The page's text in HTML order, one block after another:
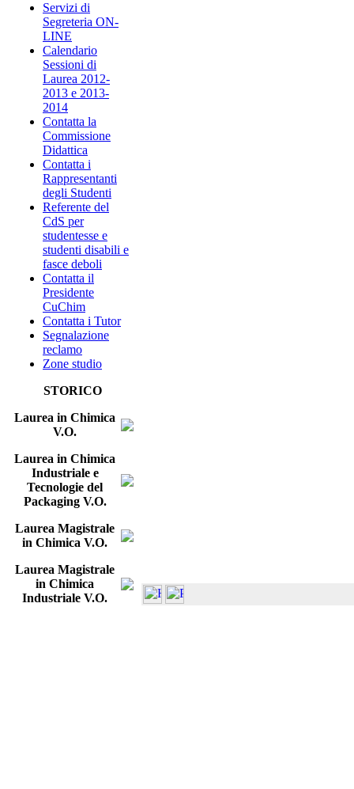
Servizi di
Segreteria ON-
LINE
Calendario
Sessioni di
Laurea 2012-
2013 e 2013-
2014
Contatta la
Commissione
Didattica
Contatta i
Rappresentanti
degli Studenti
Referente del
CdS per
studentesse e
studenti disabili e
fasce deboli
Contatta il
Presidente
CuChim
Contatta i Tutor
Segnalazione
reclamo
Zone studio
STORICO
Laurea in Chimica
V.O.
Laurea in Chimica
Industriale e
Tecnologie del
Packaging V.O.
Laurea Magistrale
in Chimica V.O.
Laurea Magistrale
in Chimica
Industriale V.O.